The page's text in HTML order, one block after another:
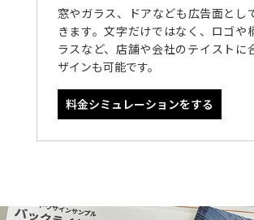
窓やガラス、ドアなども広告面とし
きます。文字だけではなく、ロゴや
ラスなど、店舗や会社のテイストに
ザインも可能です。
料金シミュレーションをする